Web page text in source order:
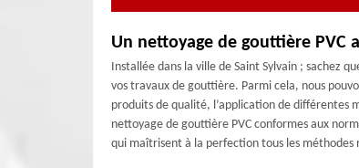
Un nettoyage de gouttière PVC
Installée dans la ville de Saint Sylvain ; sachez
vos travaux de gouttière. Parmi cela, nous
produits de qualité, l’application de différentes
nettoyage de gouttière PVC conformes aux
qui maîtrisent à la perfection tous les méthodes